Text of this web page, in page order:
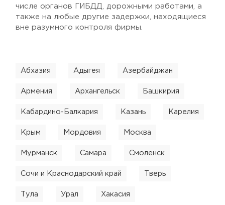
числе органов ГИБДД, дорожными работами, а
также на любые другие задержки, находящиеся
вне разумного контроля фирмы.
Абхазия Адыгея Азербайджан
Армения Архангельск Башкирия
Кабардино-Балкария Казань Карелия
Крым Мордовия Москва
Мурманск Самара Смоленск
Сочи и Краснодарский край Тверь
Тула Урал Хакасия